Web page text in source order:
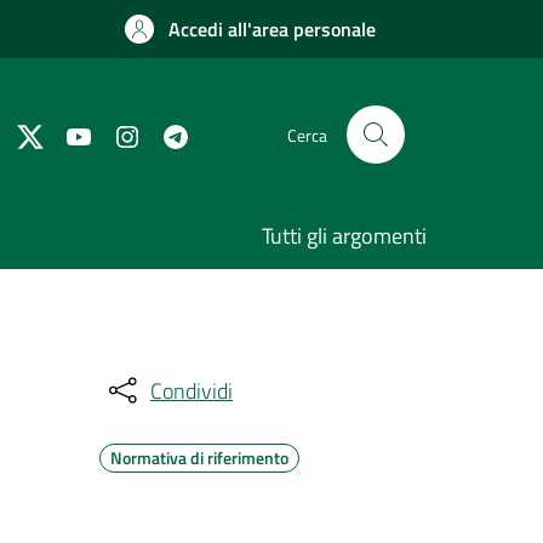
Accedi all'area personale
Cerca
Tutti gli argomenti
Condividi
Normativa di riferimento